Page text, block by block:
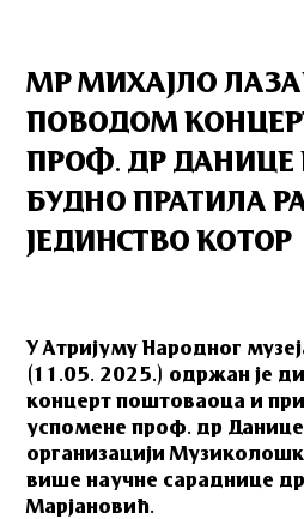
МР МИХАЈЛО
ПОВОДОМ
ПРОФ. ДР ДАНИЦЕ
БУДНО ПРАТИЛА
ЈЕДИНСТВО КОТОР
У Атријуму Народног
(11.05. 2025.) одржан је
концерт поштоваоца и
успомене проф. др
организацији
више научне сараднице
Марјановић.